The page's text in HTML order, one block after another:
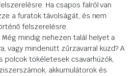
Ha csapos falról van
a furatok távolságát, és nem
felszerelésre.
mindig nehezen talál helyet a
vagy mindenütt zűrzavarral küzd? A
polcok tökéletesek csavarhúzók,
akkumulátorok és